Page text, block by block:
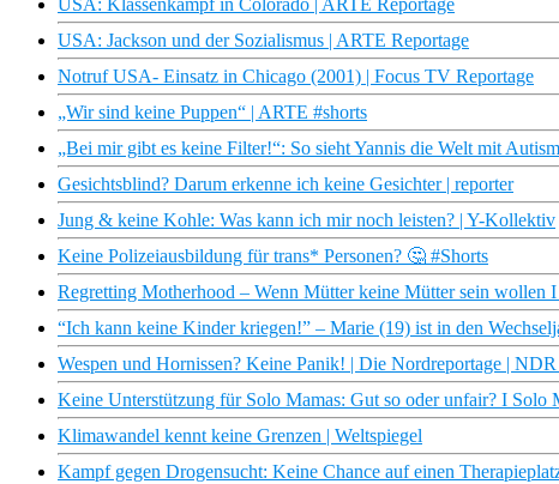
USA: Klassenkampf in Colorado | ARTE Reportage
USA: Jackson und der Sozialismus | ARTE Reportage
Notruf USA- Einsatz in Chicago (2001) | Focus TV Reportage
„Wir sind keine Puppen“ | ARTE #shorts
„Bei mir gibt es keine Filter!“: So sieht Yannis die Welt mit
Gesichtsblind? Darum erkenne ich keine Gesichter | reporter
Jung & keine Kohle: Was kann ich mir noch leisten? | Y-Kollektiv
Keine Polizeiausbildung für trans* Personen? 🤔 #Shorts
Regretting Motherhood – Wenn Mütter keine Mütter sein wollen
“Ich kann keine Kinder kriegen!” – Marie (19) ist in den
Wespen und Hornissen? Keine Panik! | Die Nordreportage |
Keine Unterstützung für Solo Mamas: Gut so oder unfair? I
Klimawandel kennt keine Grenzen | Weltspiegel
Kampf gegen Drogensucht: Keine Chance auf einen